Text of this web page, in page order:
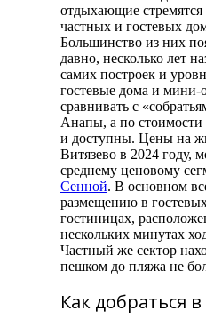
отдыхающие стремятся
частных и гостевых
Большинство из них
давно, несколько лет
самих построек и
гостевые дома и
сравнивать с
Анапы, а по стоимости
и доступны. Цены на
Витязево в 2024 году,
среднему ценовому
Сенной. В основном
размещению в
гостиницах,
нескольких минутах
Частный же сектор
пешком до пляжа не
Как добраться